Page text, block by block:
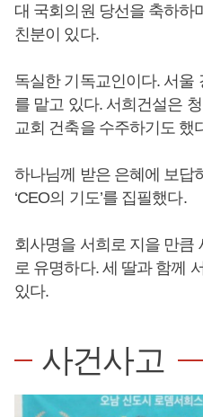
대 국회의원 당선을 축하하
친분이 있다.
독실한 기독교인이다. 서울
를 맡고 있다. 서희건설은
교회 건축을 수주하기도 했
하나님께 받은 은혜에 보답
‘CEO의 기도’를 집필했다.
회사명을 서희로 지을 만큼
로 유명하다. 세 딸과 함께
있다.
사건사고